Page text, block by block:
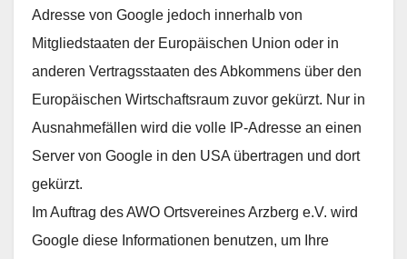
Adresse von Google jedoch innerhalb von
Mitgliedstaaten der Europäischen Union oder in
anderen Vertragsstaaten des Abkommens über den
Europäischen Wirtschaftsraum zuvor gekürzt. Nur in
Ausnahmefällen wird die volle IP-Adresse an einen
Server von Google in den USA übertragen und dort
gekürzt.
Im Auftrag des AWO Ortsvereines Arzberg e.V. wird
Google diese Informationen benutzen, um Ihre